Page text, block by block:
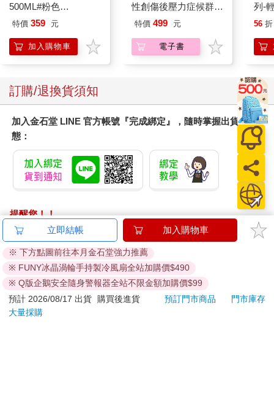
500ML#粉色
IM00B11PK
特價 359 元
加入購物車
性創傷後壓力症候群自
我療癒聖經（長銷典
特價 499 元
電子書
列-
平
56 折
訂購/退換貨須知
加入金石堂 LINE 官方帳號『完成綁定』，隨時掌握出貨動
態：
提醒您！！
金石堂及銀行均不會請您操作ATM! 如接獲電話要求您前往
ATM提款機，請不要聽從指示，以免受騙上當！
退換貨須知：
**提醒您，鑑賞期不等於試用期，退回商品須為全新狀態**
依據「消費者保護法」第19條及行政院消費者保護處公告之
「通訊交易解除權合理例外情事適用準則」，以下商品購買
立即結帳 加入購物車
※ 下方點圖前往本月金石堂強力推薦
※ FUNY冰晶渦輪手持製冷風扇全站加購價$490
※ Q版企鵝安全隨身警報器全站不限金額加購價$99
預計 2026/08/17 出貨
購買後進貨 預訂門市商品
門市庫存
大量採購